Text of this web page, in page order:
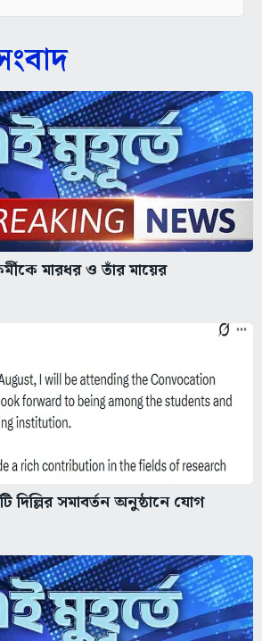
মারধর ও তাঁর মায়ের
সমাবর্তন অনুষ্ঠানে যোগ